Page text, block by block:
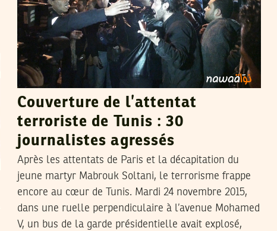
Couverture de l’attentat
terroriste de Tunis : 30
journalistes agressés
Après les attentats de Paris et la décapitation du
jeune martyr Mabrouk Soltani, le terrorisme frappe
encore au cœur de Tunis. Mardi 24 novembre 2015,
dans une ruelle perpendiculaire à l’avenue Mohamed
V, un bus de la garde présidentielle avait explosé,